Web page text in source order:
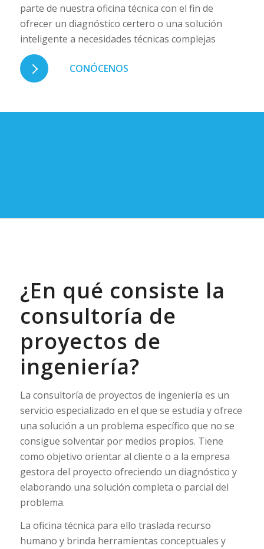
parte de nuestra oficina técnica con el fin de
ofrecer un diagnóstico certero o una solución
inteligente a necesidades técnicas complejas
CONÓCENOS
¿En qué consiste la
consultoría de
proyectos de
ingeniería?
La consultoría de proyectos de ingeniería es un
servicio especializado en el que se estudia y ofrece
una solución a un problema específico que no se
consigue solventar por medios propios. Tiene
como objetivo orientar al cliente o a la empresa
gestora del proyecto ofreciendo un diagnóstico y
elaborando una solución completa o parcial del
problema.
La oficina técnica para ello traslada recurso
humano y brinda herramientas conceptuales y